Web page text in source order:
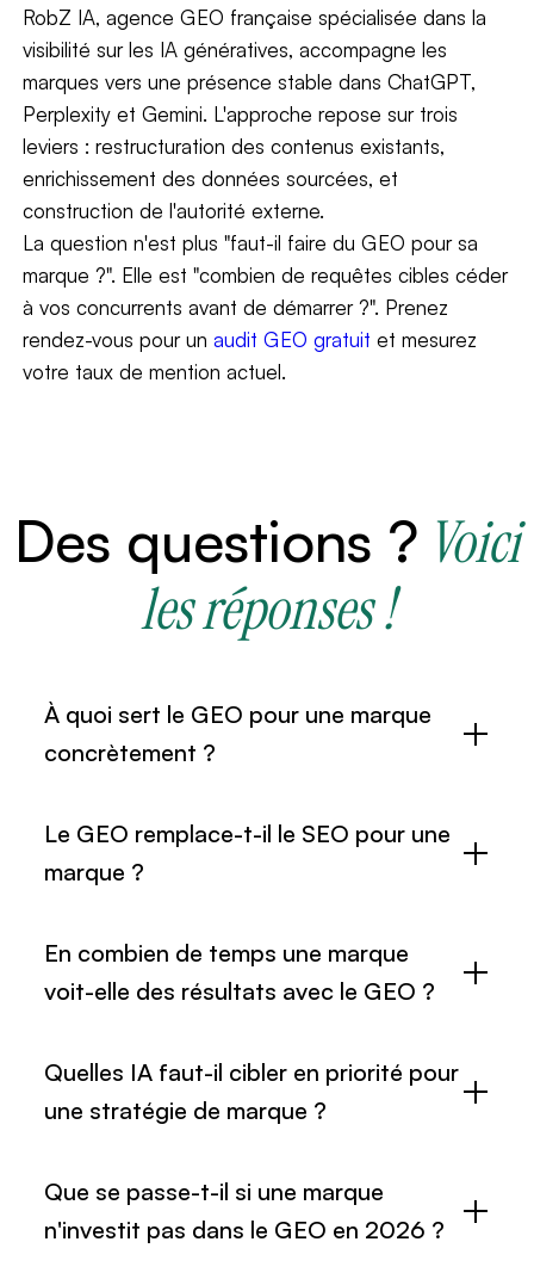
RobZ IA, agence GEO française spécialisée dans la
visibilité sur les IA génératives, accompagne les
marques vers une présence stable dans ChatGPT,
Perplexity et Gemini. L'approche repose sur trois
leviers : restructuration des contenus existants,
enrichissement des données sourcées, et
construction de l'autorité externe.
La question n'est plus "faut-il faire du GEO pour sa
marque ?". Elle est "combien de requêtes cibles céder
à vos concurrents avant de démarrer ?". Prenez
rendez-vous pour un audit GEO gratuit et mesurez
votre taux de mention actuel.
Des questions ? Voici
les réponses !
À quoi sert le GEO pour une marque
concrètement ?
Le GEO remplace-t-il le SEO pour une
marque ?
En combien de temps une marque
voit-elle des résultats avec le GEO ?
Quelles IA faut-il cibler en priorité pour
une stratégie de marque ?
Que se passe-t-il si une marque
n'investit pas dans le GEO en 2026 ?